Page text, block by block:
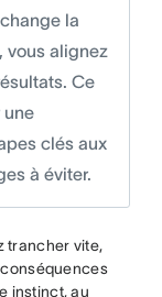
la
vous alignez
Ce
une
clés aux
à éviter.
trancher vite,
instinct, au